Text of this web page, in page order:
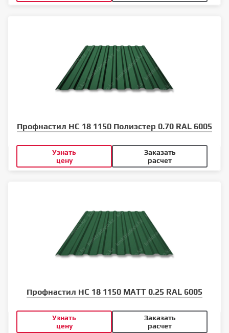
Профнастил НС 18 1150 Полиэстер 0.70 RAL 6005
Узнать
цену
Заказать
расчет
Профнастил НС 18 1150 MATT 0.25 RAL 6005
Узнать
цену
Заказать
расчет